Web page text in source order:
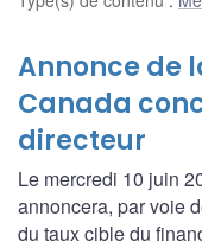
Annonce de
Canada
directeur
Le mercredi 10 juin
annoncera, par voie
du taux cible du